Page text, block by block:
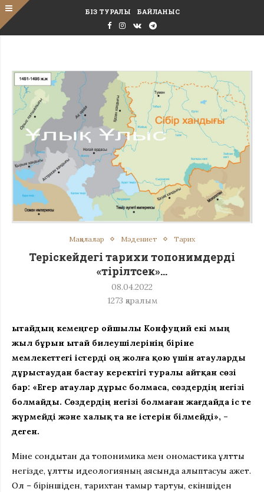
БІЗ ТУРАЛЫ БАЙЛАНЫС
Мақалалар Мәдениет Тарих
Теріскейдегі тарихи топонимдерді
«тірілтсек»…
08.04.2022
1273 қаралым
Қытайдың кемеңгер ойшылы Конфуций екі мың
жыл бұрын Қытай билеушілерінің біріне
мемлекеттегі істерді оң жолға қою үшін атауларды
дұрыстаудан бастау керектігі туралы айтқан сөзі
бар: «Егер атаулар дұрыс болмаса, сөздердің негізі
болмайды. Сөздердің негізі болмаған жағдайда іс те
жүрмейді және халық та не істерін білмейді», –
деген.
Міне сондықтан да топонимика мен ономастика ұлттық
негізде, ұлттық идеологияның аясында қалыптасуы қажет.
Ол – біріншіден, тарихтан тамыр тартуы, екіншіден